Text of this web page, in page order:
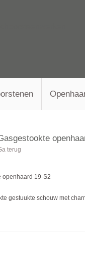
terug
gestuukte schouw met